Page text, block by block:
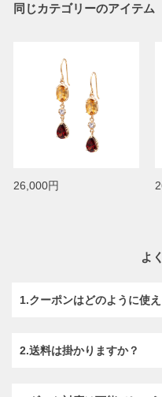
同じカテゴリーのアイテム
26,000円
よ
1.クーポンはどのように使
2.送料は掛かりますか？